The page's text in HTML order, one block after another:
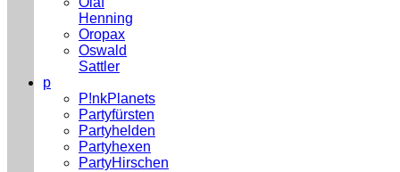
Henning
Oropax
Oswald
Sattler
p
P!nkPlanets
Partyfürsten
Partyhelden
Partyhexen
PartyHirschen